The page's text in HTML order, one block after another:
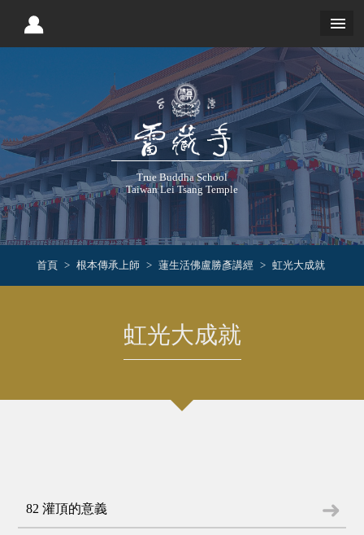
True Buddha School
Taiwan Lei Tsang Temple
首頁 根本傳承上師 蓮生活佛盧勝彥講經 虹光大成就
虹光大成就
82 灌頂的意義